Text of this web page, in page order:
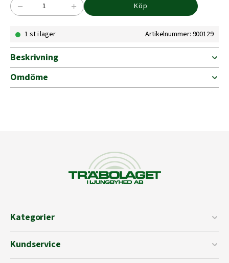
HÄFTKLAMMER
2MLE
mängd
− + Köp
1 st i lager Artikelnummer: 900129
Beskrivning
Omdöme
Kategorier
Kundservice